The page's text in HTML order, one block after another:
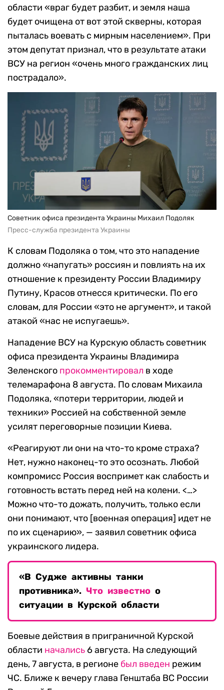
области «враг будет разбит, и земля наша
будет очищена от вот этой скверны, которая
пыталась воевать с мирным населением». При
этом депутат признал, что в результате атаки
ВСУ на регион «очень много гражданских лиц
пострадало».
Советник офиса президента Украины Михаил Подоляк
Пресс-служба президента Украины
К словам Подоляка о том, что это нападение
должно «напугать» россиян и повлиять на их
отношение к президенту России Владимиру
Путину, Красов отнесся критически. По его
словам, для России «это не аргумент», и такой
атакой «нас не испугаешь».
Нападение ВСУ на Курскую область советник
офиса президента Украины Владимира
Зеленского прокомментировал в ходе
телемарафона 8 августа. По словам Михаила
Подоляка, «потери территории, людей и
техники» Россией на собственной земле
усилят переговорные позиции Киева.
«Реагируют ли они на что-то кроме страха?
Нет, нужно наконец-то это осознать. Любой
компромисс Россия воспримет как слабость и
готовность встать перед ней на колени. <…>
Можно что-то дожать, получить, только если
они понимают, что [военная операция] идет не
по их сценарию», — заявил советник офиса
украинского лидера.
«В Судже активны танки
противника». Что известно о
ситуации в Курской области
Боевые действия в приграничной Курской
области начались 6 августа. На следующий
день, 7 августа, в регионе был введен режим
ЧС. Ближе к вечеру глава Генштаба ВС России